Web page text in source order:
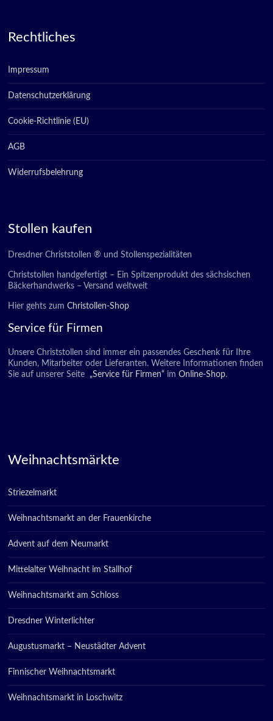
Rechtliches
Impressum
Datenschutzerklärung
Cookie-Richtlinie (EU)
AGB
Widerrufsbelehrung
Stollen kaufen
Dresdner Christstollen ® und Stollenspezialitäten
Christstollen handgefertigt – Ein Spitzenprodukt des sächsischen
Bäckerhandwerks – Versand weltweit
Hier gehts zumChristollen-Shop
Service für Firmen
Unsere Christstollen sind immer ein passendes Geschenk für Ihre
Kunden, Mitarbeiter oder Lieferanten. Weitere Informationen finden
Sie auf unserer Seite
„Service für Firmen“ im Online-Shop.
Weihnachtsmärkte
Striezelmarkt
Weihnachtsmarkt an der Frauenkirche
Advent auf dem Neumarkt
Mittelalter Weihnacht im Stallhof
Weihnachtsmarkt am Schloss
Dresdner Winterlichter
Augustusmarkt – Neustädter Advent
Finnischer Weihnachtsmarkt
Weihnachtsmarkt in Loschwitz